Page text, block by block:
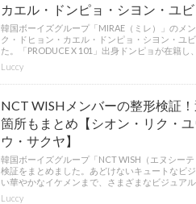
カエル・ドンピョ・シヨン・ユビ
韓国ボーイズグループ「MIRAE（ミレ）」のメ
ク・ドヒョン・カエル・ドンピョ・シヨン・ユ
た。「PRODUCE X 101」出身ドンピョが在籍し
Luccy
NCT WISHメンバーの整形検証
箇所もまとめ【シオン・リク・
ウ・サクヤ】
韓国ボーイズグループ「NCT WISH（エヌシー
検証をまとめました。あどけないキュートなビ
い華やかなイケメンまで、さまざまなビジュア
Luccy